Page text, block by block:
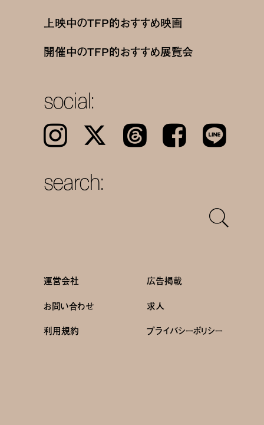
上映中のTFP的おすすめ映画
開催中のTFP的おすすめ展覧会
social:
Instagram 𝕏 Threads Facebook LINE
search:
運営会社
広告掲載
お問い合わせ
求人
利用規約 プライバシーポリシー